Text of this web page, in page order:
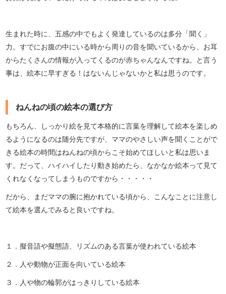
生まれた時に、五感の中でもよく発達しているのは多分「聞く」
力。すでにお腹の中にいる時から周りの音を聞いているから、お耳
からたくさんの情報が入ってくるのが赤ちゃんなんですね。と言う
事は、絵本に早すぎる！はないんじゃないかと私は思うのです。
ねんねの頃の絵本の選び方
もちろん、しっかり絵を見て本格的に言葉を理解して絵本を楽しめ
るようになるのは随分先ですが、ママのやさしい声を聞くことがで
きる絵本の時間はねんねの頃からこそ始めてほしいと私は思いま
す。だって、ハイハイしたり動き始めたら、なかなか絵本って見て
くれなくなってしまうものですから・・・・・
だから、まだママの腕に抱かれている頃から、こんなことに注意し
て絵本を選んでみると良いですね。
１．擬音語や擬態語、リズムのある言葉が使われている絵本
２．人や動物が正面を向いている絵本
３．人や物の輪郭がはっきりしている絵本